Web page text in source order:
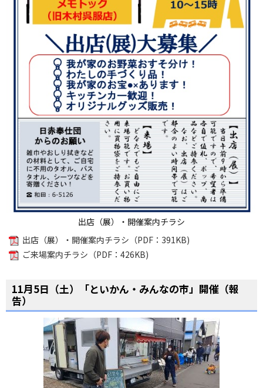
出店（展）・開催案内チラシ
出店（展）・開催案内チラシ（PDF：391KB)
ご来場案内チラシ（PDF：426KB)
11月5日（土）「といかん・みんなの市」開催（報
告）